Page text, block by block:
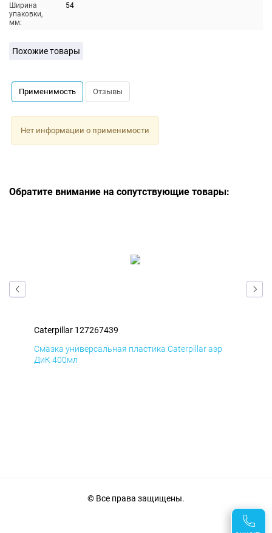
Ширина
упаковки,
мм:
54
Похожие товары
Применимость Отзывы
Нет информации о применимости
Обратите внимание на сопутствующие товары:
Caterpillar 127267439
Смазка универсальная пластика Caterpillar аэр
ДиК 400мл
© Все права защищены.